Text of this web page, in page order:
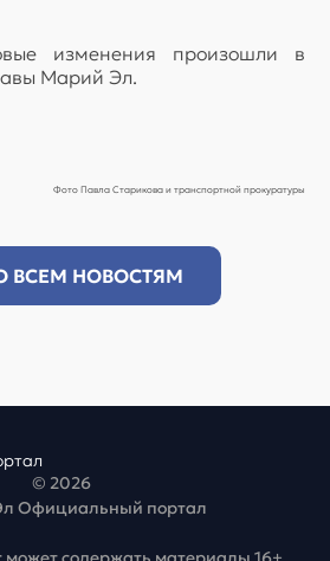
изменения произошли в
Марий Эл.
Фото Павла Старикова и транспортной прокуратуры
ВСЕМ НОВОСТЯМ
© 2026
Официальный портал